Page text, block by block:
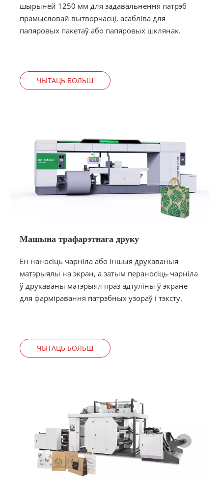
шырынёй 1250 мм для задавальнення патрэб
прамысловай вытворчасці, асабліва для
папяровых пакетаў або папяровых шклянак.
ЧЫТАЦЬ БОЛЬШ
Машына трафарэтнага друку
Ён наносіць чарніла або іншыя друкаваныя
матэрыялы на экран, а затым пераносіць чарніла
ў друкаваны матэрыял праз адтуліны ў экране
для фарміравання патрэбных узораў і тэксту.
ЧЫТАЦЬ БОЛЬШ